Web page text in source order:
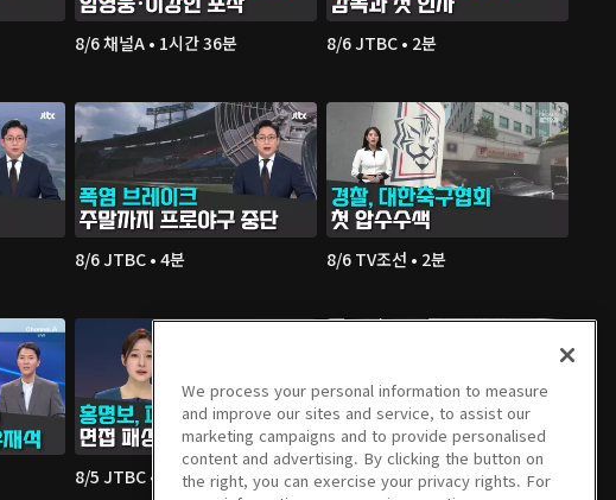
8/6 채널A • 1시간 36분 8/6 JTBC • 2분
8/6 JTBC • 4분 8/6 TV조선 • 2분
8/5 JTBC • 2분 8/5 연합TV • 3분
We process your personal information to measure
and improve our sites and service, to assist our
marketing campaigns and to provide personalised
content and advertising. By clicking the button on
the right, you can exercise your privacy rights. For